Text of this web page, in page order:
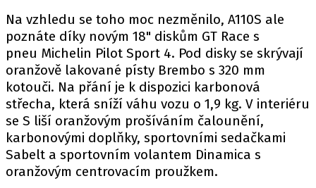
OSOBNÍ ÚDAJE / COOKIES
Provozovatelem serveru autoroad.cz je
INCORP MEDIA GROUP s.r.o., IČ: 118 23 054
Na vzhledu se toho moc nezměnilo, A110S ale
poznáte díky novým 18" diskům GT Race s
pneu Michelin Pilot Sport 4. Pod disky se skrývají
oranžově lakované písty Brembo s 320 mm
kotouči. Na přání je k dispozici karbonová
střecha, která sníží váhu vozu o 1,9 kg. V interiéru
se S liší oranžovým prošíváním čalounění,
karbonovými doplňky, sportovními sedačkami
Sabelt a sportovním volantem Dinamica s
oranžovým centrovacím proužkem.